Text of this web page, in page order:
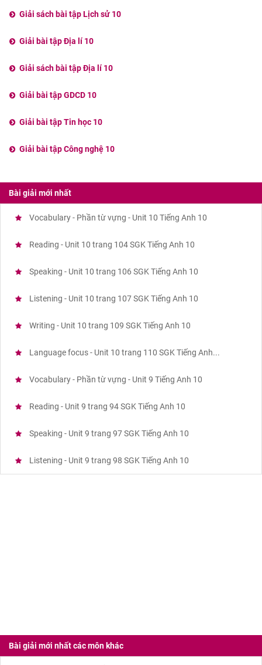
Giải sách bài tập Lịch sử 10
Giải bài tập Địa lí 10
Giải sách bài tập Địa lí 10
Giải bài tập GDCD 10
Giải bài tập Tin học 10
Giải bài tập Công nghệ 10
Bài giải mới nhất
Vocabulary - Phần từ vựng - Unit 10 Tiếng Anh 10
Reading - Unit 10 trang 104 SGK Tiếng Anh 10
Speaking - Unit 10 trang 106 SGK Tiếng Anh 10
Listening - Unit 10 trang 107 SGK Tiếng Anh 10
Writing - Unit 10 trang 109 SGK Tiếng Anh 10
Language focus - Unit 10 trang 110 SGK Tiếng Anh...
Vocabulary - Phần từ vựng - Unit 9 Tiếng Anh 10
Reading - Unit 9 trang 94 SGK Tiếng Anh 10
Speaking - Unit 9 trang 97 SGK Tiếng Anh 10
Listening - Unit 9 trang 98 SGK Tiếng Anh 10
Bài giải mới nhất các môn khác